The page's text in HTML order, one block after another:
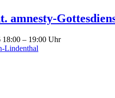
amnesty-
18:00 – 19:00 Uhr
Lindenthal